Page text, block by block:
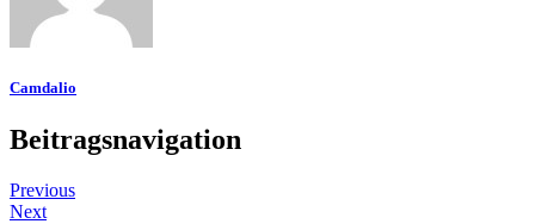
Camdalio
Beitragsnavigation
Previous
Next